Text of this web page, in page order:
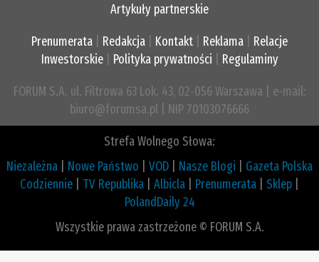
Artykuły partnerskie
Prenumerata Redakcja Kontakt Reklama
Relacje
Inwestorskie| Polityka prywatności Regulaminy
FORUM S.A. ul. Filtrowa 63 Lok. 43, 02-056 Warszawa | e-mail:
biuro@forumsa.pl | NIP 70103076666
Strefa Wolnego Słowa:
Niezależna
Nowe Państwo VOD Nasze Blogi
Gazeta Polska
Codziennie
TV Republika Albicla Prenumerata Sklep
PolandDaily 24
Wszystkie prawa zastrzeżone © FORUM S.A.